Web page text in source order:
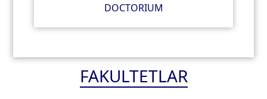
DOCTORIUM
FAKULTETLAR